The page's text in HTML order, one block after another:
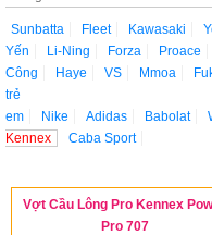
Sunbatta Fleet Kawasaki
Yến
Li-Ning Forza Proace
Công
Haye VS Mmoa
trẻ
em
Nike Adidas Babolat
Kennex
Caba Sport
Vợt Cầu Lông Pro Kennex
Pro 707